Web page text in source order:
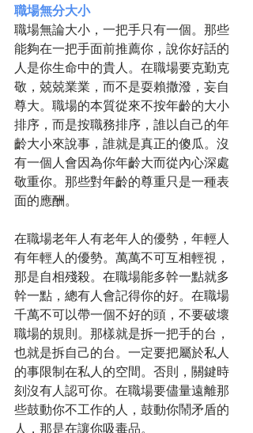
職場無分大小
職場無論大小，一把手只有一個。那些
能夠在一把手面前推薦你，說你好話的
人是你生命中的貴人。在職場要克勤克
敬，兢兢業業，而不是耍賴撒潑，妄自
尊大。職場的本質從來不按年齡的大小
排序，而是按職務排序，誰以自己的年
齡大小來說事，誰就是真正的傻瓜。沒
有一個人會因為你年齡大而從內心深處
敬重你。那些對年齡的尊重只是一種表
面的應酬。
在職場老年人有老年人的優勢，年輕人
有年輕人的優勢。萬萬不可互相輕視，
那是自相殘殺。在職場能多幹一點就多
幹一點，總有人會記得你的好。在職場
千萬不可以帶一個不好的頭，不要破壞
職場的規則。那樣就是拆一把手的台，
也就是拆自己的台。一定要把屬於私人
的事限制在私人的空間。否則，關鍵時
刻沒有人認可你。在職場要儘量遠離那
些鼓動你不工作的人，鼓動你鬧矛盾的
人，那是在讓你吸毒品。